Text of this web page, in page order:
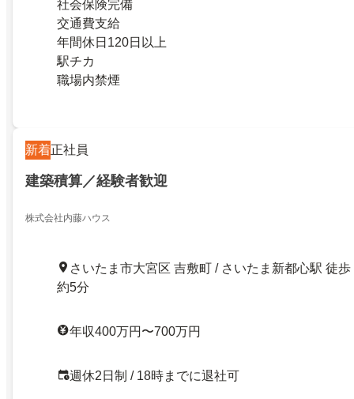
社会保険完備
交通費支給
年間休日120日以上
駅チカ
職場内禁煙
新着正社員
建築積算／経験者歓迎
株式会社内藤ハウス
さいたま市大宮区 吉敷町 / さいたま新都心駅 徒歩
約5分
年収400万円〜700万円
週休2日制 / 18時までに退社可